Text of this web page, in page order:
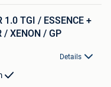
1.0 TGI / ESSENCE +
/ XENON / GP
Details